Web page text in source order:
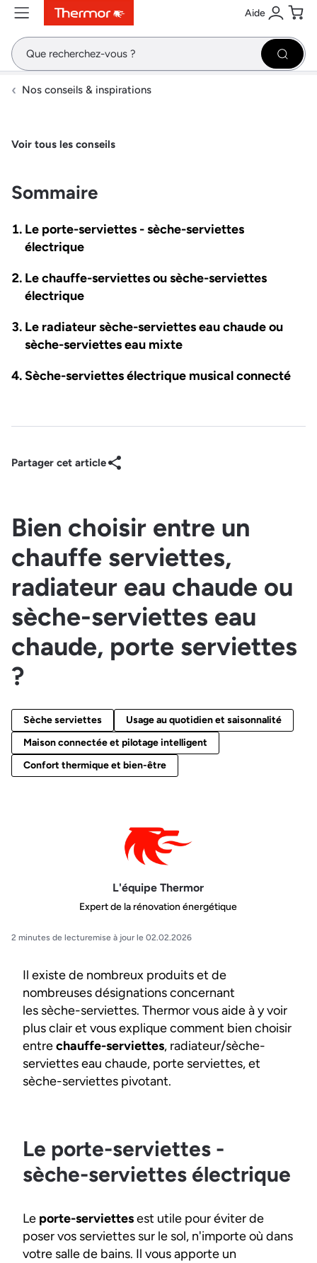
ContenuMenuRecherche Aide
Se
Nos conseils & inspirations
Voir tous les conseils
Sommaire
Le porte-serviettes - sèche-serviettes
électrique
Le chauffe-serviettes ou sèche-serviettes
électrique
Le radiateur sèche-serviettes eau chaude ou
sèche-serviettes eau mixte
Sèche-serviettes électrique musical connecté
Partager cet article
Bien choisir entre un
chauffe serviettes,
radiateur eau chaude ou
sèche-serviettes eau
chaude, porte serviettes
?
Sèche serviettes
Usage au quotidien et saisonnalité
Maison connectée et pilotage intelligent
Confort thermique et bien-être
L'équipe Thermor
Expert de la rénovation énergétique
2 minutes de lecturemise à jour le 02.02.2026
Il existe de nombreux produits et de
nombreuses désignations concernant
les sèche-serviettes. Thermor vous aide à y voir
plus clair et vous explique comment bien choisir
entrechauffe-serviettes, radiateur/sèche-
serviettes eau chaude, porte serviettes, et
sèche-serviettes pivotant.
Le porte-serviettes -
sèche-serviettes électrique
Le porte-serviettesest utile pour éviter de
poser vos serviettes sur le sol, n'importe où dans
votre salle de bains. Il vous apporte un